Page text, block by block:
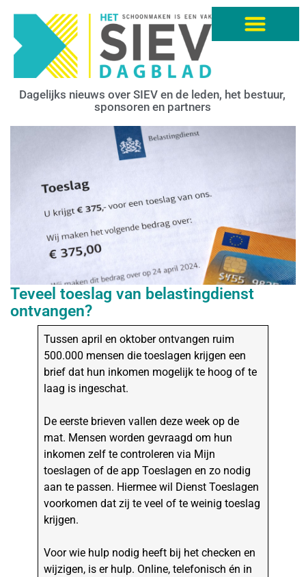
Dagelijks nieuws over SIEV en de leden, het bestuur,
sponsoren en partners
Teveel toeslag van belastingdienst
ontvangen?
Tussen april en oktober ontvangen ruim
500.000 mensen die toeslagen krijgen een
brief dat hun inkomen mogelijk te hoog of te
laag is ingeschat.
De eerste brieven vallen deze week op de
mat. Mensen worden gevraagd om hun
inkomen zelf te controleren via Mijn
toeslagen of de app Toeslagen en zo nodig
aan te passen. Hiermee wil Dienst Toeslagen
voorkomen dat zij te veel of te weinig toeslag
krijgen.
Voor wie hulp nodig heeft bij het checken en
wijzigen, is er hulp. Online, telefonisch én in